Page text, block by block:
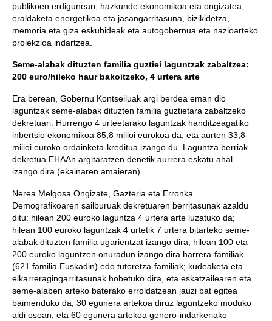
publikoen erdigunean, hazkunde ekonomikoa eta ongizatea,
eraldaketa energetikoa eta jasangarritasuna, bizikidetza,
memoria eta giza eskubideak eta autogobernua eta nazioarteko
proiekzioa indartzea.
Seme-alabak dituzten familia guztiei laguntzak zabaltzea:
200 euro/hileko haur bakoitzeko, 4 urtera arte
Era berean, Gobernu Kontseiluak argi berdea eman dio
laguntzak seme-alabak dituzten familia guztietara zabaltzeko
dekretuari. Hurrengo 4 urteetarako laguntzak handitzeagatiko
inbertsio ekonomikoa 85,8 milioi eurokoa da, eta aurten 33,8
milioi euroko ordainketa-kreditua izango du. Laguntza berriak
dekretua EHAAn argitaratzen denetik aurrera eskatu ahal
izango dira (ekainaren amaieran).
Nerea Melgosa Ongizate, Gazteria eta Erronka
Demografikoaren sailburuak dekretuaren berritasunak azaldu
ditu: hilean 200 euroko laguntza 4 urtera arte luzatuko da;
hilean 100 euroko laguntzak 4 urtetik 7 urtera bitarteko seme-
alabak dituzten familia ugarientzat izango dira; hilean 100 eta
200 euroko laguntzen onuradun izango dira harrera-familiak
(621 familia Euskadin) edo tutoretza-familiak; kudeaketa eta
elkarreragingarritasunak hobetuko dira, eta eskatzailearen eta
seme-alaben arteko baterako erroldatzean jauzi bat egitea
baimenduko da, 30 egunera artekoa diruz laguntzeko moduko
aldi osoan, eta 60 egunera artekoa genero-indarkeriako